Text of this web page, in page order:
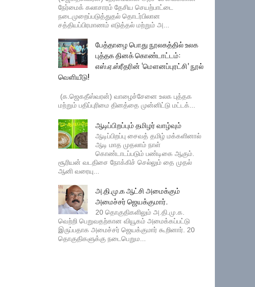
நேர்மைக் கலாசாரம் தேசிய செயற்பாட்டை
நடைமுறைப்படுத்துதல் தொடர்பிலான
சத்தியப்பிரமாணம் எடுத்தல் மற்றும் அ...
பேத்தாழை பொது நூலகத்தில் உலக
புத்தக தினக் கொண்டாட்டம்:
எஸ்.ஏ.ஸ்ரீதரின் ‘மௌனப்புரட்சி’ நூல்
வெளியீடு!
(க.ஜெகதீஸ்வரன்) வாழைச்சேனை உலக புத்தக
மற்றும் பதிப்புரிமை தினத்தை முன்னிட்டு மட்டக்...
ஆடிப்பிறப்பும் தமிழர் வாழ்வும்
ஆடிப்பிறப்பு சைவத் தமிழ் மக்களினால்
ஆடி மாத முதலாம் நாள்
கொண்டாடப்படும் பண்டிகை ஆகும்.
சூரியன் வடதிசை நோக்கிச் செல்லும் தை முதல்
ஆனி வரையு...
அ.தி.மு.க ஆட்சி அமைக்கும்
அமைச்சர் ஜெயக்குமார்.
20 தொகுதிகளிலும் அ.தி.மு.க.
வெற்றி பெறுவதற்கான வியூகம் அமைக்கப்பட்டு
இருப்பதாக அமைச்சர் ஜெயக்குமார் கூறினார். 20
தொகுதிகளுக்கு நடைபெறும...